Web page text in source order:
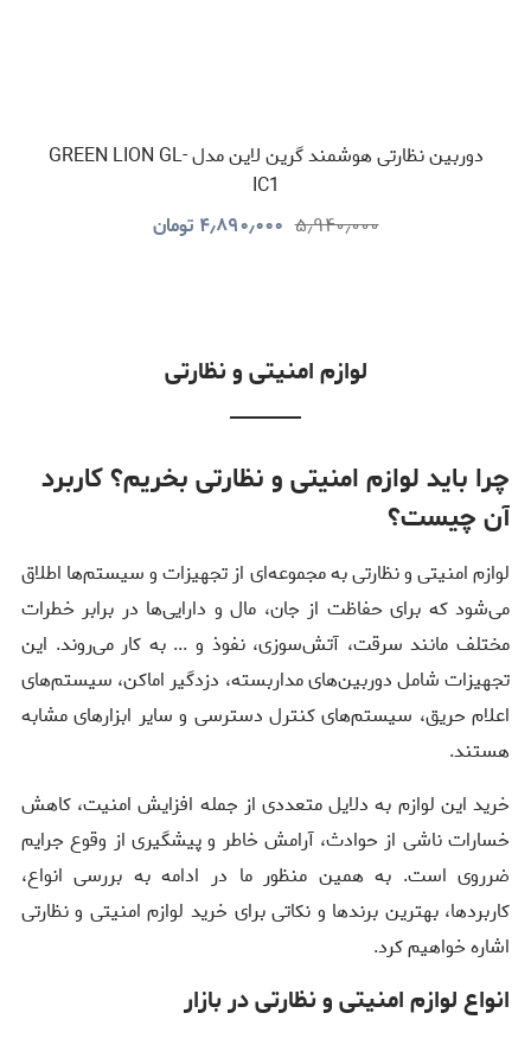
دوربین نظارتی هوشمند گرین لاین مدل GREEN LION GL-
IC1
۵٫۹۴۰٫۰۰۰ ۴٫۸۹۰٫۰۰۰ تومان
لوازم امنیتی و نظارتی
چرا باید لوازم امنیتی و نظارتی بخریم؟ کاربرد
آن چیست؟
لوازم امنیتی و نظارتی به مجموعه‌ای از تجهیزات و سیستم‌ها اطلاق
می‌شود که برای حفاظت از جان، مال و دارایی‌ها در برابر خطرات
مختلف مانند سرقت، آتش‌سوزی، نفوذ و ... به کار می‌روند. این
تجهیزات شامل دوربین‌های مداربسته، دزدگیر اماکن، سیستم‌های
اعلام حریق، سیستم‌های کنترل دسترسی و سایر ابزارهای مشابه
هستند.
خرید این لوازم به دلایل متعددی از جمله افزایش امنیت، کاهش
خسارات ناشی از حوادث، آرامش خاطر و پیشگیری از وقوع جرایم
ضرروی است. به همین منظور ما در ادامه به بررسی انواع،
کاربردها، بهترین برندها و نکاتی برای خرید لوازم امنیتی و نظارتی
اشاره خواهیم کرد.
انواع لوازم امنیتی و نظارتی در بازار